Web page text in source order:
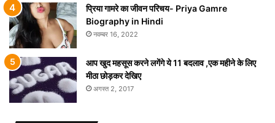
प्रिया गामरे का जीवन परिचय- Priya Gamre
Biography in Hindi
नवम्बर 16, 2022
आप खुद महसूस करने लगेंगे ये 11 बदलाव ,एक महीने के लिए
मीठा छोड़कर देखिए
अगस्त 2, 2017